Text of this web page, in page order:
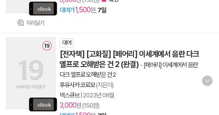
미리읽기
대여가1,500원, 7일
대여
[전자책] [고화질] [페어리] 이세계에서 음란 다크
엘프로 오해받은 건 2 (완결) - [페어리] 이세계에서 음란
다크 엘프로 오해받은 건 2
후유사카 코로모(지은이)
넥스큐브| 2023년 08월
3,000원 (150원)